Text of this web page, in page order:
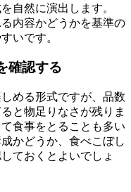
自然に演出します。
内容かどうかを基準の
いです。
確認する
める形式ですが、品数
と物足りなさが残りま
食事をとることも多い
かどうか、食べこぼし
ておくとよいでしょ